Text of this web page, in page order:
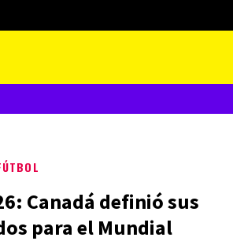
Canadá definió sus
para el Mundial